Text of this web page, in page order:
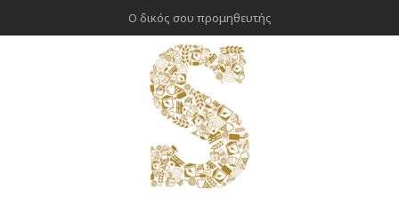
Ο δικός σου προμηθευτής